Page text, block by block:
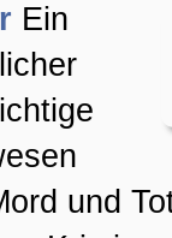
Ein
und